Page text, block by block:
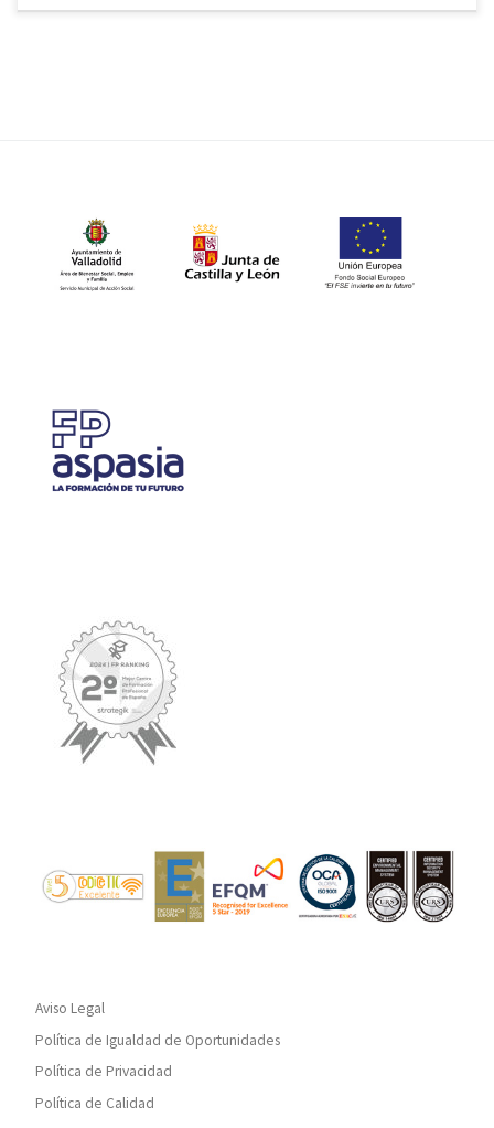
Aviso Legal
Política de Igualdad de Oportunidades
Política de Privacidad
Política de Calidad